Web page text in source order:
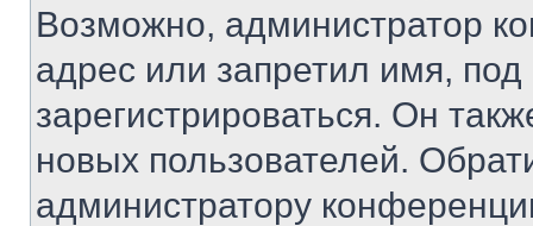
Возможно, администратор
адрес или запретил имя,
зарегистрироваться. Он
новых пользователей.
администратору